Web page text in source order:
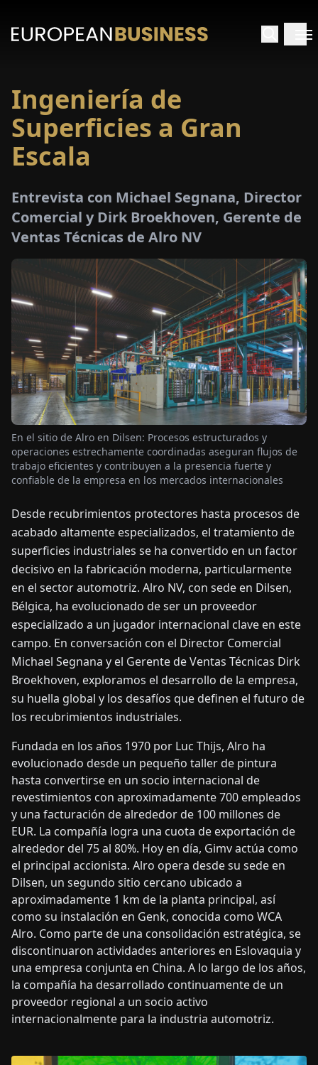
E-
PAPEL
ENDEFRES ITNLPLHU
Ingeniería de
Superficies a Gran
Escala
Entrevista con Michael Segnana, Director
Comercial y Dirk Broekhoven, Gerente de
Ventas Técnicas de Alro NV
En el sitio de Alro en Dilsen: Procesos estructurados y
operaciones estrechamente coordinadas aseguran flujos de
trabajo eficientes y contribuyen a la presencia fuerte y
confiable de la empresa en los mercados internacionales
Desde recubrimientos protectores hasta procesos de
acabado altamente especializados, el tratamiento de
superficies industriales se ha convertido en un factor
decisivo en la fabricación moderna, particularmente
en el sector automotriz. Alro NV, con sede en Dilsen,
Bélgica, ha evolucionado de ser un proveedor
especializado a un jugador internacional clave en este
campo. En conversación con el Director Comercial
Michael Segnana y el Gerente de Ventas Técnicas Dirk
Broekhoven, exploramos el desarrollo de la empresa,
su huella global y los desafíos que definen el futuro de
los recubrimientos industriales.
Fundada en los años 1970 por Luc Thijs, Alro ha
evolucionado desde un pequeño taller de pintura
hasta convertirse en un socio internacional de
revestimientos con aproximadamente 700 empleados
y una facturación de alrededor de 100 millones de
EUR. La compañía logra una cuota de exportación de
alrededor del 75 al 80%. Hoy en día, Gimv actúa como
el principal accionista. Alro opera desde su sede en
Dilsen, un segundo sitio cercano ubicado a
aproximadamente 1 km de la planta principal, así
como su instalación en Genk, conocida como WCA
Alro. Como parte de una consolidación estratégica, se
discontinuaron actividades anteriores en Eslovaquia y
una empresa conjunta en China. A lo largo de los años,
la compañía ha desarrollado continuamente de un
proveedor regional a un socio activo
internacionalmente para la industria automotriz.